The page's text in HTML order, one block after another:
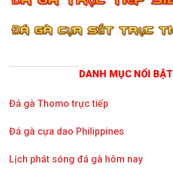
DANH MỤC NỔI BẬT
Đá gà Thomo trực tiếp
Đá gà cựa dao Philippines
Lịch phát sóng đá gà hôm nay